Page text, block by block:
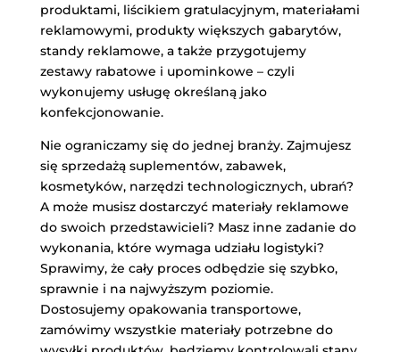
produktami, liścikiem gratulacyjnym, materiałami
reklamowymi, produkty większych gabarytów,
standy reklamowe, a także przygotujemy
zestawy rabatowe i upominkowe – czyli
wykonujemy usługę określaną jako
konfekcjonowanie.
Nie ograniczamy się do jednej branży. Zajmujesz
się sprzedażą suplementów, zabawek,
kosmetyków, narzędzi technologicznych, ubrań?
A może musisz dostarczyć materiały reklamowe
do swoich przedstawicieli? Masz inne zadanie do
wykonania, które wymaga udziału logistyki?
Sprawimy, że cały proces odbędzie się szybko,
sprawnie i na najwyższym poziomie.
Dostosujemy opakowania transportowe,
zamówimy wszystkie materiały potrzebne do